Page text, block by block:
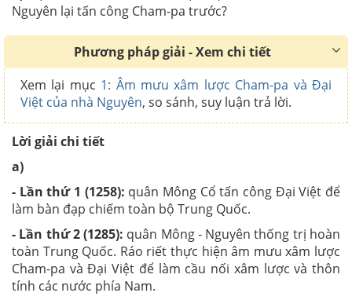
Nguyên lại tấn công Cham-pa trước?
Phương pháp giải - Xem chi tiết
Xem lại mục 1: Âm mưu xâm lược Cham-pa và Đại
Việt của nhà Nguyên, so sánh, suy luận trả lời.
Lời giải chi tiết
a)
- Lần thứ 1 (1258): quân Mông Cổ tấn công Đại Việt để
làm bàn đạp chiếm toàn bộ Trung Quốc.
- Lần thứ 2 (1285): quân Mông - Nguyên thống trị hoàn
toàn Trung Quốc. Ráo riết thực hiện âm mưu xâm lược
Cham-pa và Đại Việt để làm cầu nối xâm lược và thôn
tính các nước phía Nam.